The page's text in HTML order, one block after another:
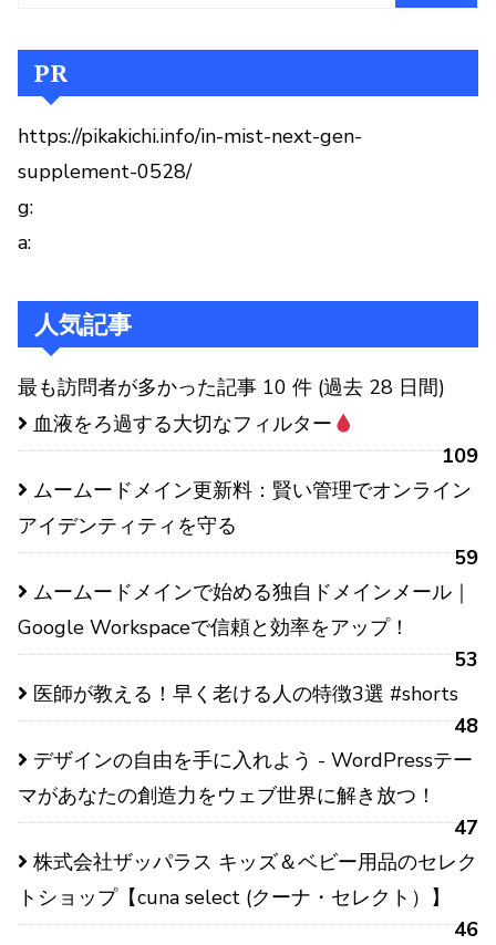
PR
https://pikakichi.info/in-mist-next-gen-
supplement-0528/
g:
a:
人気記事
最も訪問者が多かった記事 10 件 (過去 28 日間)
血液をろ過する大切なフィルター
109
ムームードメイン更新料：賢い管理でオンライン
アイデンティティを守る
59
ムームードメインで始める独自ドメインメール｜
Google Workspaceで信頼と効率をアップ！
53
医師が教える！早く老ける人の特徴3選 #shorts
48
デザインの自由を手に入れよう - WordPressテー
マがあなたの創造力をウェブ世界に解き放つ！
47
株式会社ザッパラス キッズ＆ベビー用品のセレク
トショップ【cuna select (クーナ・セレクト）】
46